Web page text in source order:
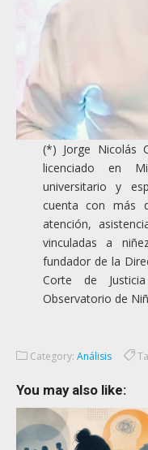
(*) Jorge Nicolás
licenciado en
universitario y
cuenta con más
atención,
vinculadas a
fundador de la
Corte de
Observatorio de
Category: Análisis
You may also like: